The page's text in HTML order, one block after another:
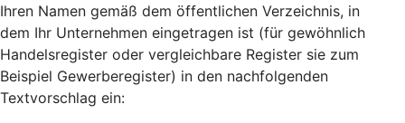
Ihren Namen gemäß dem öffentlichen Verzeichnis, in
dem Ihr Unternehmen eingetragen ist (für gewöhnlich
Handelsregister oder vergleichbare Register sie zum
Beispiel Gewerberegister) in den nachfolgenden
Textvorschlag ein: